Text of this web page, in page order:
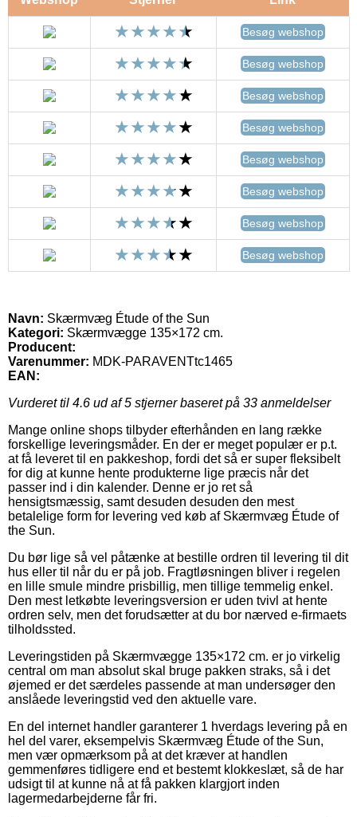
Besøg webshop
Besøg webshop
Besøg webshop
Besøg webshop
Besøg webshop
Besøg webshop
Besøg webshop
Besøg webshop
Navn: Skærmvæg Étude of the Sun
Kategori: Skærmvægge 135×172 cm.
Producent:
Varenummer: MDK-PARAVENTtc1465
EAN:
Vurderet til 4.6 ud af 5 stjerner baseret på 33 anmeldelser
Mange online shops tilbyder efterhånden en lang række
forskellige leveringsmåder. En der er meget populær er p.t.
at få leveret til en pakkeshop, fordi det så er super fleksibelt
for dig at kunne hente produkterne lige præcis når det
passer ind i din kalender. Denne er jo ret så
hensigtsmæssig, samt desuden desuden den mest
betalelige form for levering ved køb af Skærmvæg Étude of
the Sun.
Du bør lige så vel påtænke at bestille ordren til levering til dit
hus eller til når du er på job. Fragtløsningen bliver i regelen
en lille smule mindre prisbillig, men tillige temmelig enkel.
Den mest letkøbte leveringsversion er uden tvivl at hente
ordren selv, men det forudsætter at du bor nærved e-firmaets
tilholdssted.
Leveringstiden på Skærmvægge 135×172 cm. er jo virkelig
central om man absolut skal bruge pakken straks, så i det
øjemed er det særdeles passende at man undersøger den
anslåede leveringstid ved den aktuelle vare.
En del internet handler garanterer 1 hverdags levering på en
hel del varer, eksempelvis Skærmvæg Étude of the Sun,
men vær opmærksom på at det kræver at handlen
gemmenføres tidligere end et bestemt klokkeslæt, så de har
udsigt til at kunne nå at få pakken klargjort inden
lagermedarbejderne får fri.